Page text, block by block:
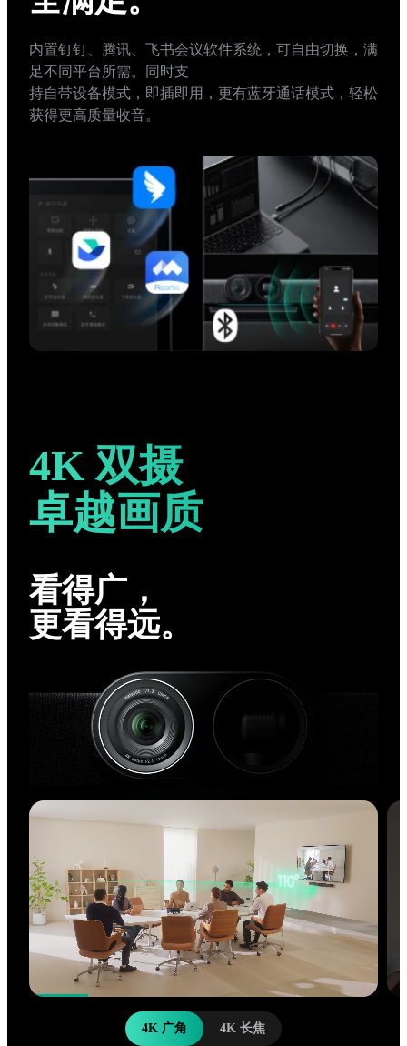
内置钉钉、腾讯、飞书会议软件系统，可自由切换，满
足不同平台所需。同时支
持自带设备模式，即插即用，更有蓝牙通话模式，轻松
获得更高质量收音。
4K 双摄
卓越画质
看得广，
更看得远。
4K 广角 4K 长焦